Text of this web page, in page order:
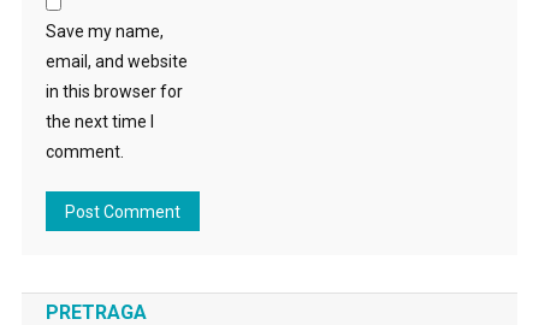
Save my name,
email, and website
in this browser for
the next time I
comment.
PRETRAGA